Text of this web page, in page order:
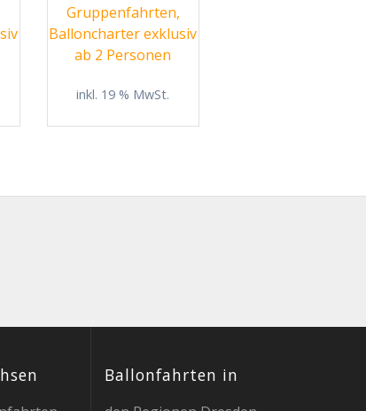
€
990,00 €.
war:
1.610,00 €1.470,00 €.
Gruppenfahrten,
Balloncharter exklusiv
ab 2 Personen
inkl. 19 % MwSt.
Ballonfahrten in